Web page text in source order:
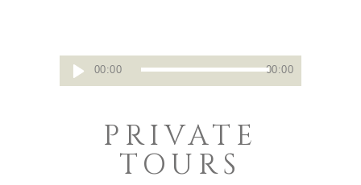
Audio
Player
00:00 00:00
PRIVATE
TOURS